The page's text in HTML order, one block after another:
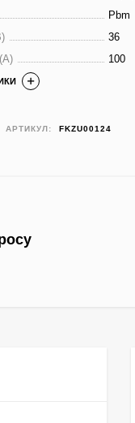
Pbm
36
100
АРТИКУЛ: FKZU00124